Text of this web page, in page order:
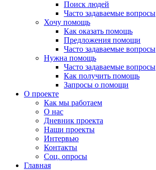
Поиск людей
Часто задаваемые вопросы
Хочу помощь
Как оказать помощь
Предложения помощи
Часто задаваемые вопросы
Нужна помощь
Часто задаваемые вопросы
Как получить помощь
Запросы о помощи
О проекте
Как мы работаем
О нас
Дневник проекта
Наши проекты
Интервью
Контакты
Соц. опросы
Главная